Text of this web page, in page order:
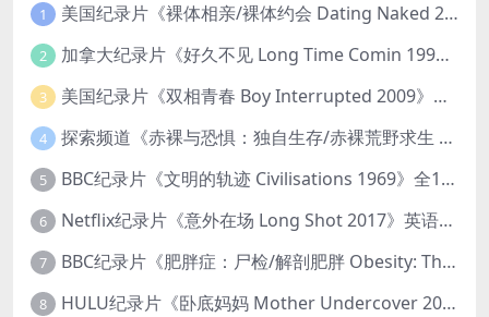
1 美国纪录片《裸体相亲/裸体约会 Dating Naked 2014-2016》第1-3季全33集 英语中英双字 无水印纯净版 1080P/MKV/85.6G 裸体相亲真人秀
2 加拿大纪录片《好久不见 Long Time Comin 1993》英语中英双字 官方纯净版 1080P/MKV/1G 女同性艺术家
3 美国纪录片《双相青春 Boy Interrupted 2009》英语中英双字 官方纯净版 1080P/MKV/1.43G 青少年躁郁症
4 探索频道《赤裸与恐惧：独自生存/赤裸荒野求生 Naked and Afraid: Solo 2023》第一季全8集 英语中英双字 官方纯净版 高码1080P/MKV/45.4G
5 BBC纪录片《文明的轨迹 Civilisations 1969》全13集 英语中英双字 高清收藏版 1080P/MKV/64.1G 西方艺术史话
6 Netflix纪录片《意外在场 Long Shot 2017》英语中字 720P/NKV/1.06GB 美国谋杀误判案件
7 BBC纪录片《肥胖症：尸检/解剖肥胖 Obesity: The Post Mortem 2016》英语中英双字 无水印纯净版 1080P/MKV/1.03G
8 HULU纪录片《卧底妈妈 Mother Undercover 2023》全4集 英语中英双字 官方纯净版 1080P/MKV/7.6G 拯救孩子